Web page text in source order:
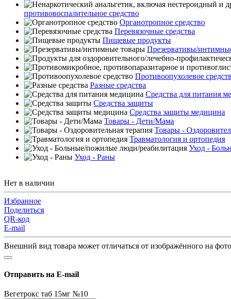
противовоспалительное средство
Органотропное средство
Перевязочные средства
Пищевые продукты
Презервативы/
Противоопухолевое
Разные средства
Средства для питания
Средства защиты
Средства защиты медицина
Товары - Дети/Мама
Товары -
Травматология и ортопедия
Уход -
Уход - Раны
Нет в наличии
Избранное
Поделиться
QR-код
E-mail
Внешний вид товара может отличаться от изображённого на
Отправить на E-mail
Вегетрокс таб 15мг №10